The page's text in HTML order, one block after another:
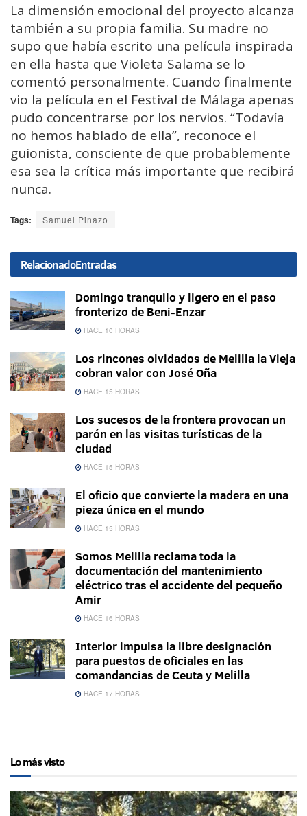
La dimensión emocional del proyecto alcanza
también a su propia familia. Su madre no
supo que había escrito una película inspirada
en ella hasta que Violeta Salama se lo
comentó personalmente. Cuando finalmente
vio la película en el Festival de Málaga apenas
pudo concentrarse por los nervios. “Todavía
no hemos hablado de ella”, reconoce el
guionista, consciente de que probablemente
esa sea la crítica más importante que recibirá
nunca.
Tags: Samuel Pinazo
RelacionadoEntradas
Domingo tranquilo y ligero en el paso
fronterizo de Beni-Enzar
HACE 10 HORAS
Los rincones olvidados de Melilla la Vieja
cobran valor con José Oña
HACE 15 HORAS
Los sucesos de la frontera provocan un
parón en las visitas turísticas de la
ciudad
HACE 15 HORAS
El oficio que convierte la madera en una
pieza única en el mundo
HACE 15 HORAS
Somos Melilla reclama toda la
documentación del mantenimiento
eléctrico tras el accidente del pequeño
Amir
HACE 16 HORAS
Interior impulsa la libre designación
para puestos de oficiales en las
comandancias de Ceuta y Melilla
HACE 17 HORAS
Lo más visto